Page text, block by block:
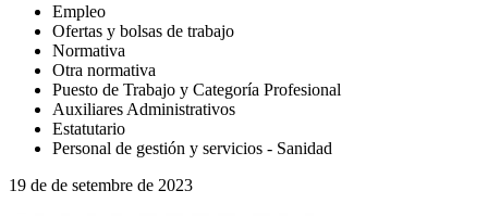
Empleo
Ofertas y bolsas de trabajo
Normativa
Otra normativa
Puesto de Trabajo y Categoría Profesional
Auxiliares Administrativos
Estatutario
Personal de gestión y servicios - Sanidad
19 de de setembre de 2023